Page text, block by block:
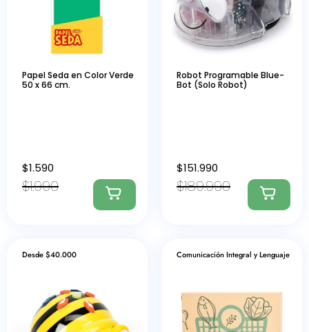
Papel Seda en Color Verde
50 x 66 cm.
$1.990
$1.590
Robot Programable Blue-
Bot (Solo Robot)
$189.990
$151.990
Desde $40.000 Comunicación Integral y Lenguaje